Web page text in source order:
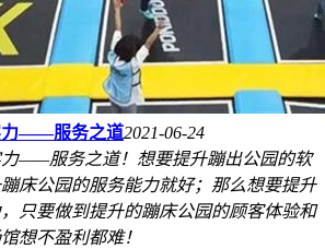
力——服务之道2021-06-24
——服务之道！想要提升蹦出公园的软
床公园的服务能力就好；那么想要提升
只要做到提升的蹦床公园的顾客体验和
想不盈利都难！